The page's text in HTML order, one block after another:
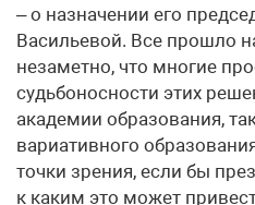
– о назначении его
Васильевой. Все прошло
незаметно, что многие
судьбоносности этих
академии образования,
вариативного
точки зрения, если бы
к каким это может